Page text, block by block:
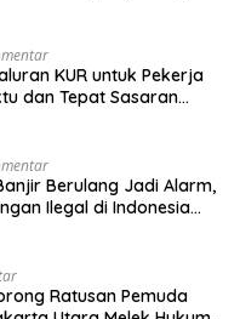
KUR untuk Pekerja
dan Tepat Sasaran
Berulang Jadi Alarm,
Ilegal di Indonesia
Ratusan Pemuda